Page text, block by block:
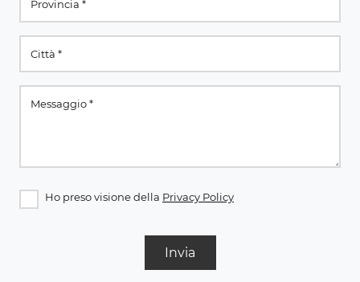
Ho preso visione della Privacy Policy
Invia